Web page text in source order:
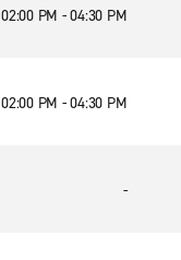
02:00 PM - 04:30 PM
02:00 PM - 04:30 PM
-